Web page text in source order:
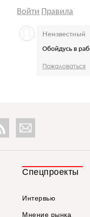
Войти Правила
Обойдусь в
Неизвестный
Пожаловаться
Спецпроекты
Интервью
Мнение рынка